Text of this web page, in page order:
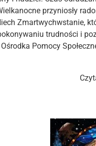
przyniosły
Zmartwychwstanie,
trudności i
Ośrodka Pomocy